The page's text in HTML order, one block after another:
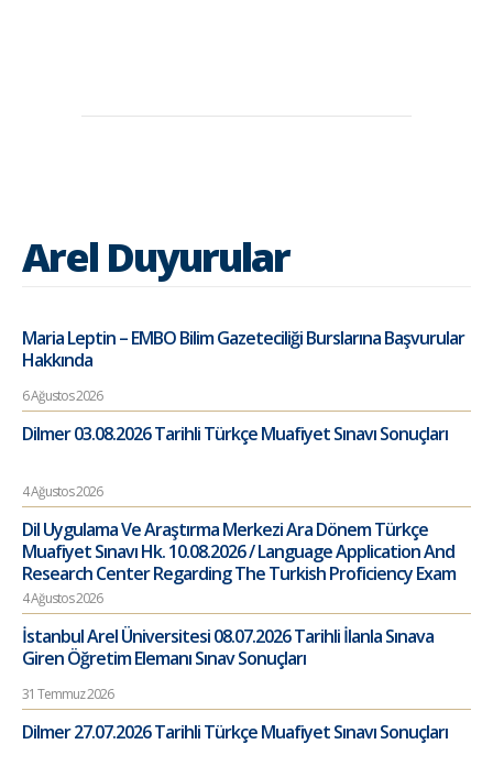
Arel Duyurular
Maria Leptin – EMBO Bilim Gazeteciliği Burslarına Başvurular
Hakkında
6 Ağustos 2026
Dilmer 03.08.2026 Tarihli Türkçe Muafiyet Sınavı Sonuçları
4 Ağustos 2026
Dil Uygulama Ve Araştırma Merkezi Ara Dönem Türkçe
Muafiyet Sınavı Hk. 10.08.2026 / Language Application And
Research Center Regarding The Turkish Proficiency Exam
4 Ağustos 2026
İstanbul Arel Üniversitesi 08.07.2026 Tarihli İlanla Sınava
Giren Öğretim Elemanı Sınav Sonuçları
31 Temmuz 2026
Dilmer 27.07.2026 Tarihli Türkçe Muafiyet Sınavı Sonuçları